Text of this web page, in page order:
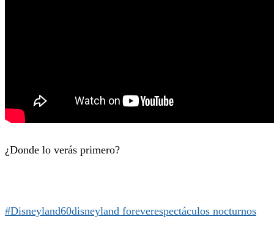
¿Donde lo verás primero?
#Disneyland60disneyland foreverespectáculos nocturnos